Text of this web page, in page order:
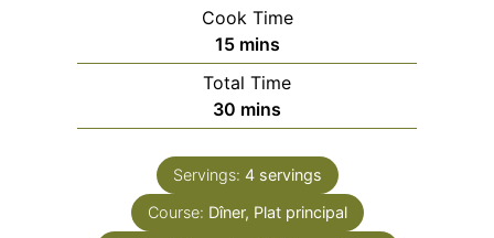
Cook Time
15minutes
mins
Total Time
30 minutes
mins
Servings: 4 servings
Course: Dîner, Plat principal